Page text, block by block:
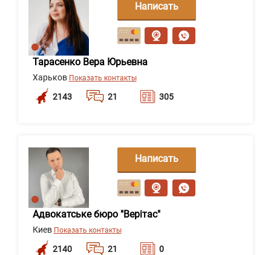
Тарасенко Вера Юрьевна
Харьков Показать контакты
2143 21 305
Написать
сообщение
Адвокатське бюро "Верітас"
Киев Показать контакты
2140 21 0
Написать
сообщение